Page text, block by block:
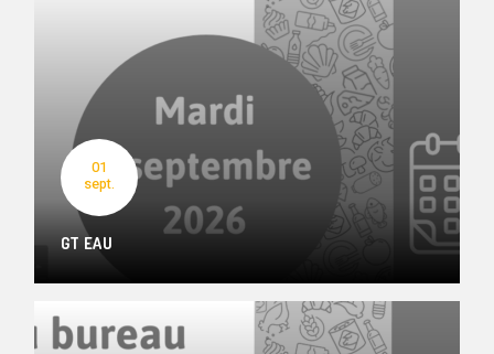
01
sept.
GT EAU